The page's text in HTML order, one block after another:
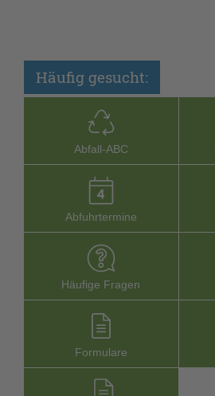
Häufig gesucht:
Abfall-­ABC
Abfuhrtermine
Häufige Fragen
Formu­lare